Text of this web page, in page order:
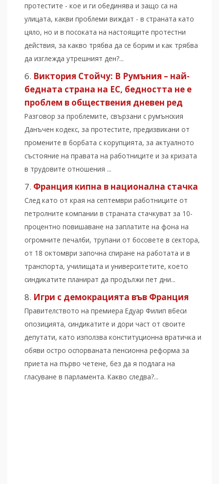
протестите - кое и ги обединява и защо са на
улицата, какви проблеми виждат - в страната като
цяло, но и в посоката на настоящите протестни
действия, за какво трябва да се борим и как трябва
да изглежда утрешният ден?...
Виктория Стойчу: В Румъния – най-
бедната страна на ЕС, бедността не е
проблем в обществения дневен ред
Разговор за проблемите, свързани с румънския
Данъчен кодекс, за протестите, предизвикани от
промените в борбата с корупцията, за актуалното
състояние на правата на работниците и за кризата
в трудовите отношения ...
Франция кипна в национална стачка
След като от края на септември работниците от
петролните компании в страната стачкуват за 10-
процентно повишаване на заплатите на фона на
огромните печалби, трупани от босовете в сектора,
от 18 октомври започна спиране на работата и в
транспорта, училищата и университетите, което
синдикатите планират да продължи пет дни...
Игри с демокрацията във Франция
Правителството на премиера Едуар Филип вбеси
опозицията, синдикатите и дори част от своите
депутати, като използва конституционна вратичка и
обяви остро оспорваната пенсионна реформа за
приета на първо четене, без да я подлага на
гласуване в парламента. Какво следва?...